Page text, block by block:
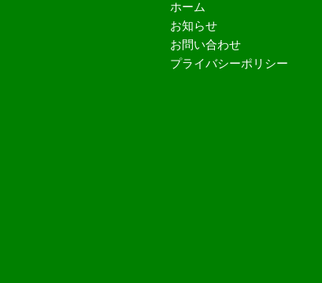
ホーム
お知らせ
お問い合わせ
プライバシーポリシー